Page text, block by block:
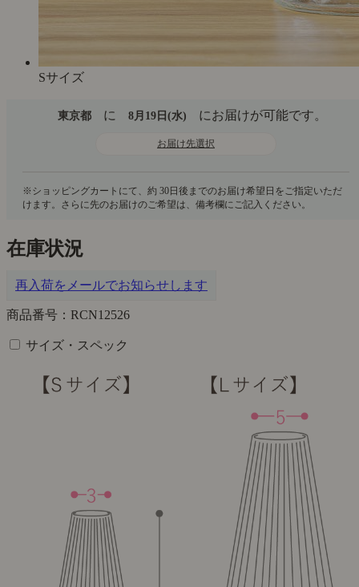
Sサイズ
東京都 に 8月19日(水) にお届けが可能です。
お届け先選択
在庫状況
再入荷をメールでお知らせします
商品番号：RCN12526
サイズ・スペック